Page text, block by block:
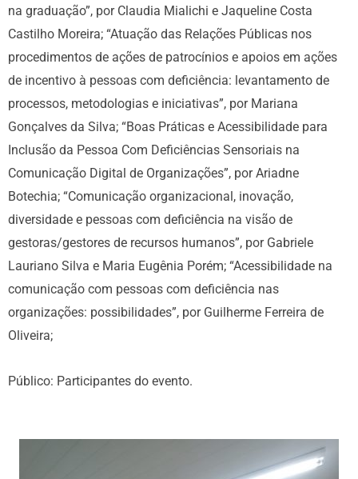
na graduação”, por Claudia Mialichi e Jaqueline Costa
Castilho Moreira; “Atuação das Relações Públicas nos
procedimentos de ações de patrocínios e apoios em ações
de incentivo à pessoas com deficiência: levantamento de
processos, metodologias e iniciativas”, por Mariana
Gonçalves da Silva; “Boas Práticas e Acessibilidade para
Inclusão da Pessoa Com Deficiências Sensoriais na
Comunicação Digital de Organizações”, por Ariadne
Botechia; “Comunicação organizacional, inovação,
diversidade e pessoas com deficiência na visão de
gestoras/gestores de recursos humanos”, por Gabriele
Lauriano Silva e Maria Eugênia Porém; “Acessibilidade na
comunicação com pessoas com deficiência nas
organizações: possibilidades”, por Guilherme Ferreira de
Oliveira;
Público: Participantes do evento.